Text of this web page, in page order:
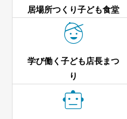
居場所つくり子ども食堂

学び働く子ども店長まつ
り
